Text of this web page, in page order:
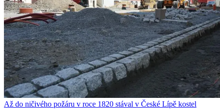
Až do ničivého požáru v roce 1820 stával v České Lípě kostel